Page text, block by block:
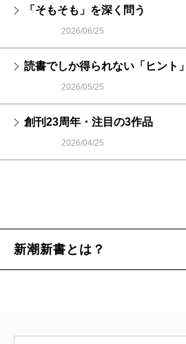
「そもそも」を深く問う
2026/06/25
読書でしか得られない「ヒント」
2026/05/25
創刊23周年・注目の3作品
2026/04/25
新潮新書とは？